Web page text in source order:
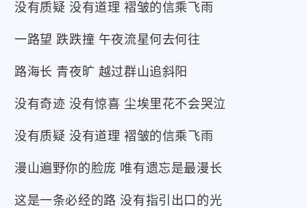
没有质疑 没有道理 褶皱的信乘飞雨
一路望 跌跌撞 午夜流星何去何往
路海长 青夜旷 越过群山追斜阳
没有奇迹 没有惊喜 尘埃里花不会哭泣
没有质疑 没有道理 褶皱的信乘飞雨
漫山遍野你的脸庞 唯有遗忘是最漫长
这是一条必经的路 没有指引出口的光